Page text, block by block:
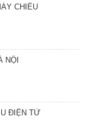
CHIẾU
NỘI
ĐIỆN TỬ